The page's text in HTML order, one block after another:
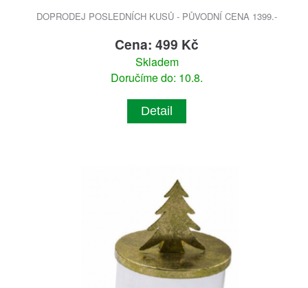
DOPRODEJ POSLEDNÍCH KUSŮ - PŮVODNÍ CENA 1399.-
Cena: 499 Kč
Skladem
Doručíme do: 10.8.
Detail